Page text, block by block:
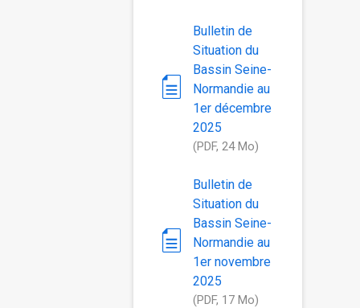
Bulletin de
Situation du
Bassin Seine-
Normandie au
1er décembre
2025
(PDF, 24 Mo)
Bulletin de
Situation du
Bassin Seine-
Normandie au
1er novembre
2025
(PDF, 17 Mo)